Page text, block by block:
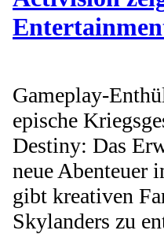
Gameplay-
epische
Destiny: Das
neue Abenteuer
gibt kreativen
Skylanders zu